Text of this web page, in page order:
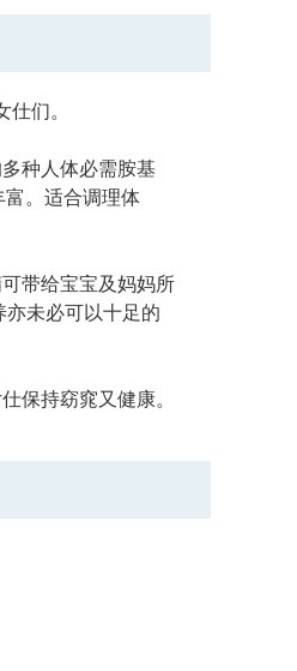
们。
种人体必需胺基
。适合调理体
带给宝宝及妈妈所
未必可以十足的
保持窈窕又健康。